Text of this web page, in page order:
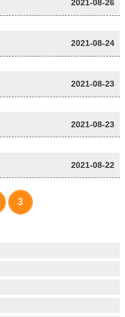
2021-08-26
2021-08-24
2021-08-23
2021-08-23
2021-08-22
3